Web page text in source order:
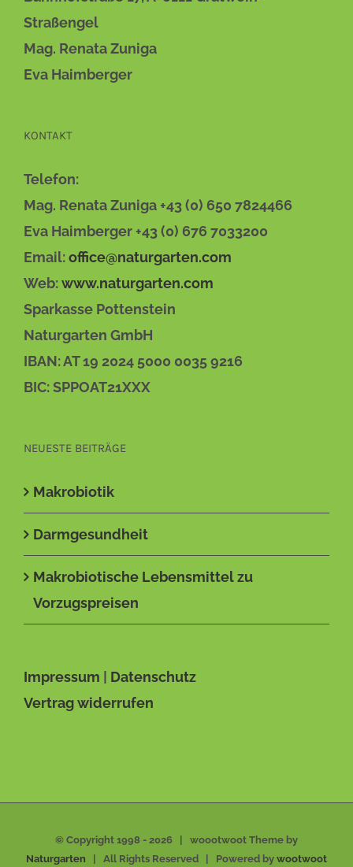
KÖNNEN
Straßengel
Mag. Renata Zuniga
Eva Haimberger
KONTAKT
Telefon:
Mag. Renata Zuniga +43 (0) 650 7824466
Eva Haimberger +43 (0) 676 7033200
Email:office@naturgarten.com
Web:www.naturgarten.com
Sparkasse Pottenstein
Naturgarten GmbH
IBAN: AT 19 2024 5000 0035 9216
BIC: SPPOAT21XXX
NEUESTE BEITRÄGE
Makrobiotik
Darmgesundheit
Makrobiotische Lebensmittel zu
Vorzugspreisen
Impressum | Datenschutz
Vertrag widerrufen
© Copyright 1998 - 2026 | woootwoot Theme by
Naturgarten | All Rights Reserved | Powered by wootwoot